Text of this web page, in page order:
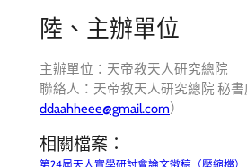
陸、主辦單位
主辦單位：天帝教天人研究總院
聯絡人：天帝教天人研究總院 秘
ddaahheee@gmail.com）
相關檔案：
第24屆天人實學研討會論文徵稿（壓縮檔）